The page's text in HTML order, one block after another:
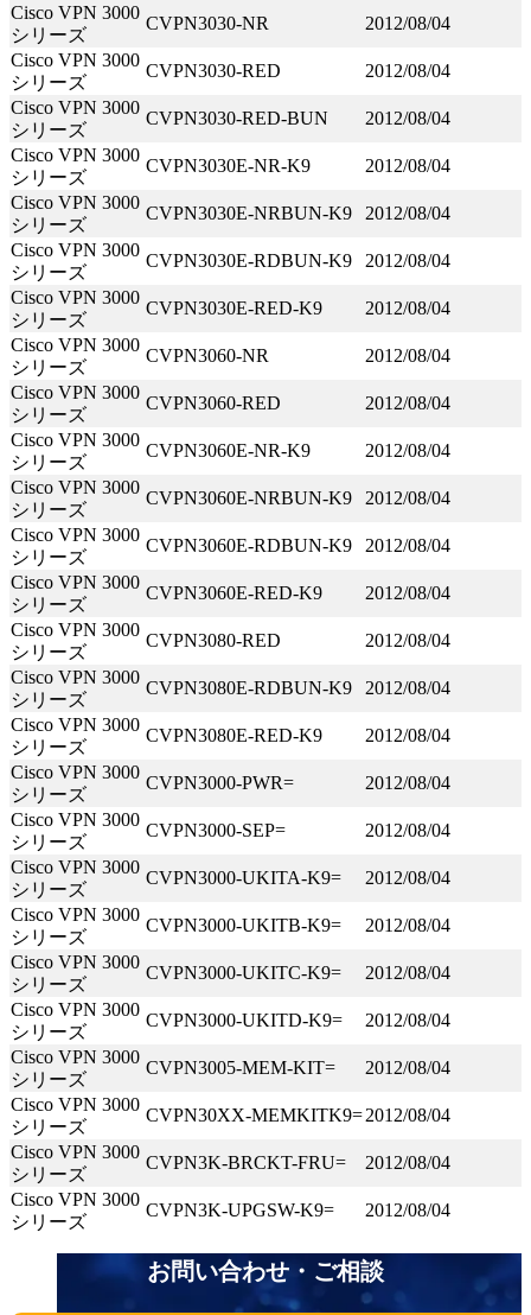
Cisco VPN 3000
シリーズ
CVPN3030-NR
2012/08/04
Cisco VPN 3000
シリーズ
CVPN3030-RED
2012/08/04
Cisco VPN 3000
シリーズ
CVPN3030-RED-BUN
2012/08/04
Cisco VPN 3000
シリーズ
CVPN3030E-NR-K9
2012/08/04
Cisco VPN 3000
シリーズ
CVPN3030E-NRBUN-K9
2012/08/04
Cisco VPN 3000
シリーズ
CVPN3030E-RDBUN-K9
2012/08/04
Cisco VPN 3000
シリーズ
CVPN3030E-RED-K9
2012/08/04
Cisco VPN 3000
シリーズ
CVPN3060-NR
2012/08/04
Cisco VPN 3000
シリーズ
CVPN3060-RED
2012/08/04
Cisco VPN 3000
シリーズ
CVPN3060E-NR-K9
2012/08/04
Cisco VPN 3000
シリーズ
CVPN3060E-NRBUN-K9
2012/08/04
Cisco VPN 3000
シリーズ
CVPN3060E-RDBUN-K9
2012/08/04
Cisco VPN 3000
シリーズ
CVPN3060E-RED-K9
2012/08/04
Cisco VPN 3000
シリーズ
CVPN3080-RED
2012/08/04
Cisco VPN 3000
シリーズ
CVPN3080E-RDBUN-K9
2012/08/04
Cisco VPN 3000
シリーズ
CVPN3080E-RED-K9
2012/08/04
Cisco VPN 3000
シリーズ
CVPN3000-PWR=
2012/08/04
Cisco VPN 3000
シリーズ
CVPN3000-SEP=
2012/08/04
Cisco VPN 3000
シリーズ
CVPN3000-UKITA-K9=
2012/08/04
Cisco VPN 3000
シリーズ
CVPN3000-UKITB-K9=
2012/08/04
Cisco VPN 3000
シリーズ
CVPN3000-UKITC-K9=
2012/08/04
Cisco VPN 3000
シリーズ
CVPN3000-UKITD-K9=
2012/08/04
Cisco VPN 3000
シリーズ
CVPN3005-MEM-KIT=
2012/08/04
Cisco VPN 3000
シリーズ
CVPN30XX-MEMKITK9=2012/08/04
Cisco VPN 3000
シリーズ
CVPN3K-BRCKT-FRU=
2012/08/04
Cisco VPN 3000
シリーズ
CVPN3K-UPGSW-K9= 2012/08/04
お問い合わせ・ご相談